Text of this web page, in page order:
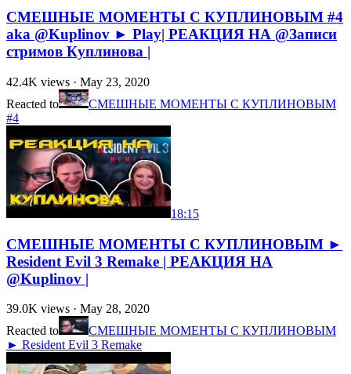
СМЕШНЫЕ МОМЕНТЫ С КУПЛИНОВЫМ #4
aka @Kuplinov ► Play| РЕАКЦИЯ НА @Записи
стримов Куплинова |
42.4K views · May 23, 2020
Reacted to
СМЕШНЫЕ МОМЕНТЫ С КУПЛИНОВЫМ
#4
18:15
СМЕШНЫЕ МОМЕНТЫ С КУПЛИНОВЫМ ►
Resident Evil 3 Remake | РЕАКЦИЯ НА
@Kuplinov |
39.0K views · May 28, 2020
Reacted to
СМЕШНЫЕ МОМЕНТЫ С КУПЛИНОВЫМ
► Resident Evil 3 Remake